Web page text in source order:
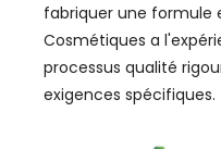
fabriquer une formule
Cosmétiques a
processus qualité
exigences spécifiques.